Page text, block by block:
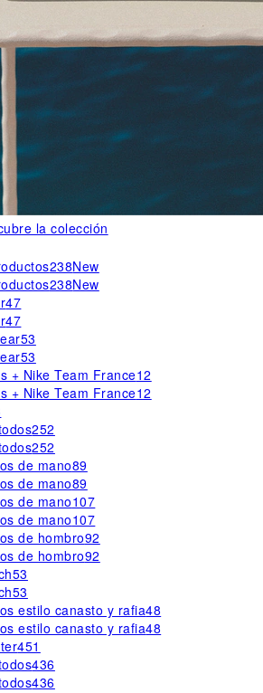
la colección
238New
238New
47
47
53
53
+ Nike Team France12
+ Nike Team France12
252
252
de mano89
de mano89
de mano107
de mano107
de hombro92
de hombro92
53
53
estilo canasto y rafia48
estilo canasto y rafia48
451
436
436